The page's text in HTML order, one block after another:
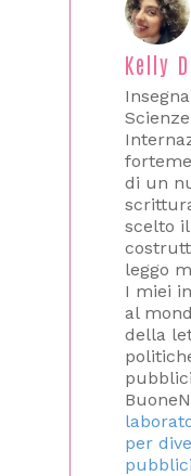
Kelly
di un
scelto
leggo
I miei
al
della
per